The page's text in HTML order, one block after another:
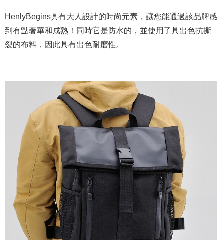
HenlyBegins具有大人設計的時尚元素，讓您能通過該品牌感
到有點奢華和成熟！同時它是防水的，並使用了具出色抗撕
裂的布料，因此具有出色耐磨性。